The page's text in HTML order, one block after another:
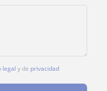
legal y de privacidad